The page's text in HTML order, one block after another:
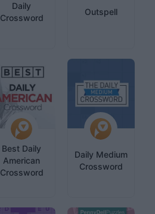
Daily
Crossword
Outspell
Best Daily
American
Crossword
Daily Medium
Crossword